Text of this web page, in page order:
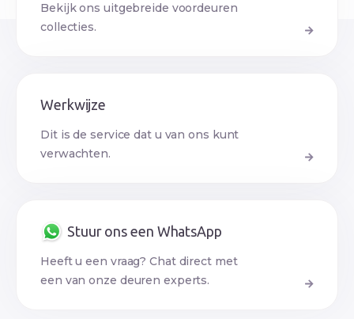
Bekijk ons uitgebreide voordeuren
collecties.
Werkwijze
Dit is de service dat u van ons kunt
verwachten.
Stuur ons een WhatsApp
Heeft u een vraag? Chat direct met
een van onze deuren experts.